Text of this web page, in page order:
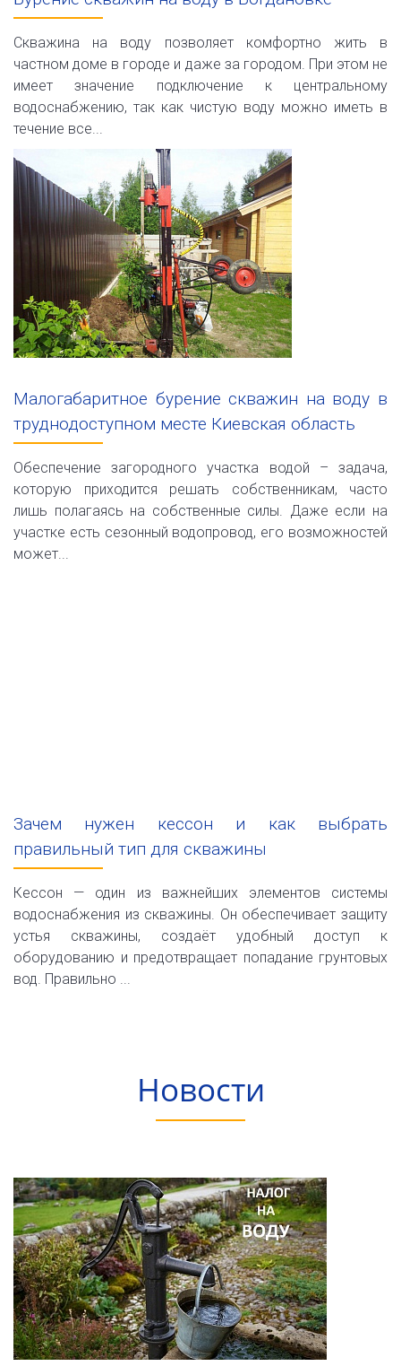
Скважина на воду позволяет комфортно жить в
частном доме в городе и даже за городом. При этом не
имеет значение подключение к центральному
водоснабжению, так как чистую воду можно иметь в
течение все...
Малогабаритное бурение скважин на воду в
труднодоступном месте Киевская область
Обеспечение загородного участка водой – задача,
которую приходится решать собственникам, часто
лишь полагаясь на собственные силы. Даже если на
участке есть сезонный водопровод, его возможностей
может...
Зачем нужен кессон и как выбрать
правильный тип для скважины
Кессон — один из важнейших элементов системы
водоснабжения из скважины. Он обеспечивает защиту
устья скважины, создаёт удобный доступ к
оборудованию и предотвращает попадание грунтовых
вод. Правильно ...
Новости